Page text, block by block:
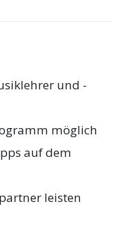
und -
möglich
auf dem
leisten